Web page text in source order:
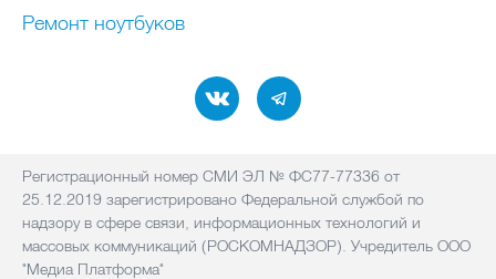
Ремонт нoутбуков
Регистрационный номер СМИ ЭЛ № ФС77-77336 от
25.12.2019 зарегистрировано Федеральной службой по
надзору в сфере связи, информационных технологий и
массовых коммуникаций (РОСКОМНАДЗОР). Учредитель ООО
"Медиа Платформа"